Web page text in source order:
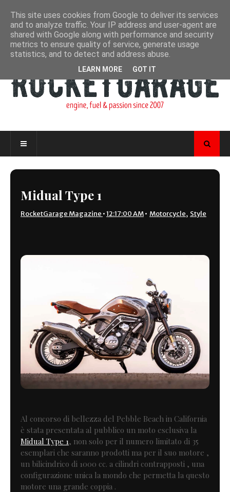
Midual Type 1
RocketGarage Magazine •12:17:00 AM• Motorcycle, Style
Al concorso di bellezza del Pebble Beach in California
è stata presentata al pubblico un moto esclusiva la
Midual Type 1, non solo per il numero limitato di 35
esemplari che saranno prodotti ma per il suo motore ,
un bilicindrico di 1000 cc. a cilindri contrapposti , una
configurazione unica la mondo che permetta la questo
motore una grande coppia .
This site uses cookies from Google to deliver its services
and to analyze traffic. Your IP address and user-agent are
shared with Google along with performance and security
metrics to ensure quality of service, generate usage
statistics, and to detect and address abuse.
LEARN MORE GOT IT